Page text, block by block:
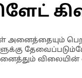
அனைத்தையும்
விலையின்